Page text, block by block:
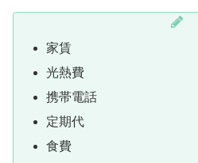
家賃
光熱費
携帯電話
定期代
食費